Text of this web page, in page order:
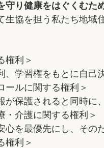
守り健康をはぐくむた
生協を担う私たち地域
権利＞
、学習権をもとに自己
ールに関する権利＞
が保護されると同時に
・介護に関する権利＞
心を最優先にし、その
権利＞